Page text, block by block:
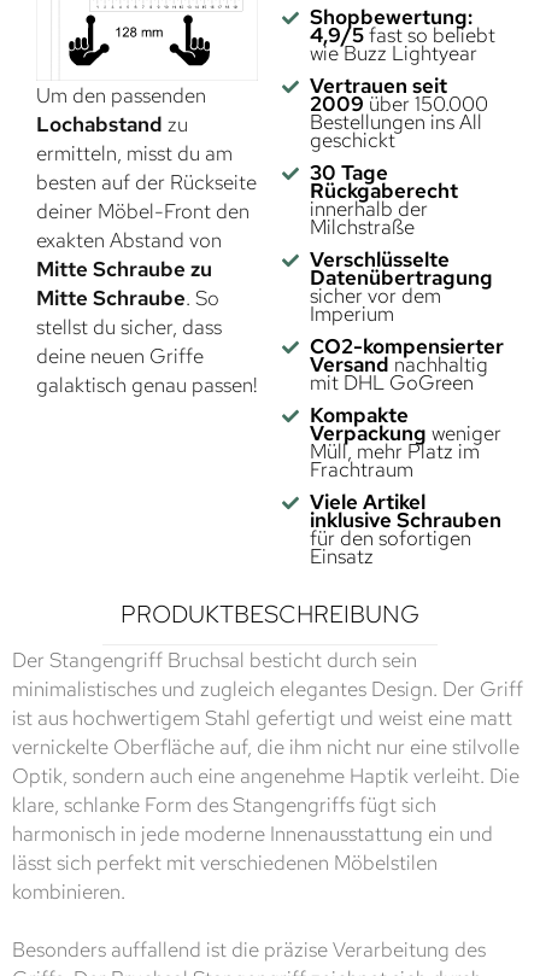
Um den passenden
Lochabstand zu
ermitteln, misst du am
besten auf der Rückseite
deiner Möbel-Front den
exakten Abstand von
Mitte Schraube zu
Mitte Schraube. So
stellst du sicher, dass
deine neuen Griffe
galaktisch genau passen!
Shopbewertung:
4,9/5fast so beliebt
wie Buzz Lightyear
Vertrauen seit
2009 über 150.000
Bestellungen ins All
geschickt
30 Tage
Rückgaberecht
innerhalb der
Milchstraße
Verschlüsselte
Datenübertragung
sicher vor dem
Imperium
CO2-kompensierter
Versand nachhaltig
mit DHL GoGreen
Kompakte
Verpackung weniger
Müll, mehr Platz im
Frachtraum
Viele Artikel
inklusive Schrauben
für den sofortigen
Einsatz
PRODUKTBESCHREIBUNG
Der Stangengriff Bruchsal besticht durch sein
minimalistisches und zugleich elegantes Design. Der Griff
ist aus hochwertigem Stahl gefertigt und weist eine matt
vernickelte Oberfläche auf, die ihm nicht nur eine stilvolle
Optik, sondern auch eine angenehme Haptik verleiht. Die
klare, schlanke Form des Stangengriffs fügt sich
harmonisch in jede moderne Innenausstattung ein und
lässt sich perfekt mit verschiedenen Möbelstilen
kombinieren.
Besonders auffallend ist die präzise Verarbeitung des